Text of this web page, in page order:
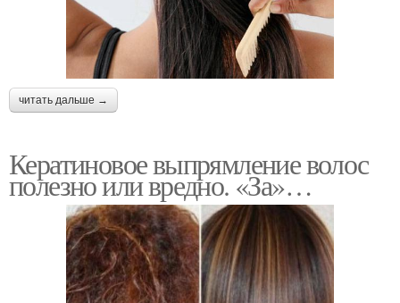
читать дальше →
Кератиновое выпрямление волос
полезно или вредно. «За»…